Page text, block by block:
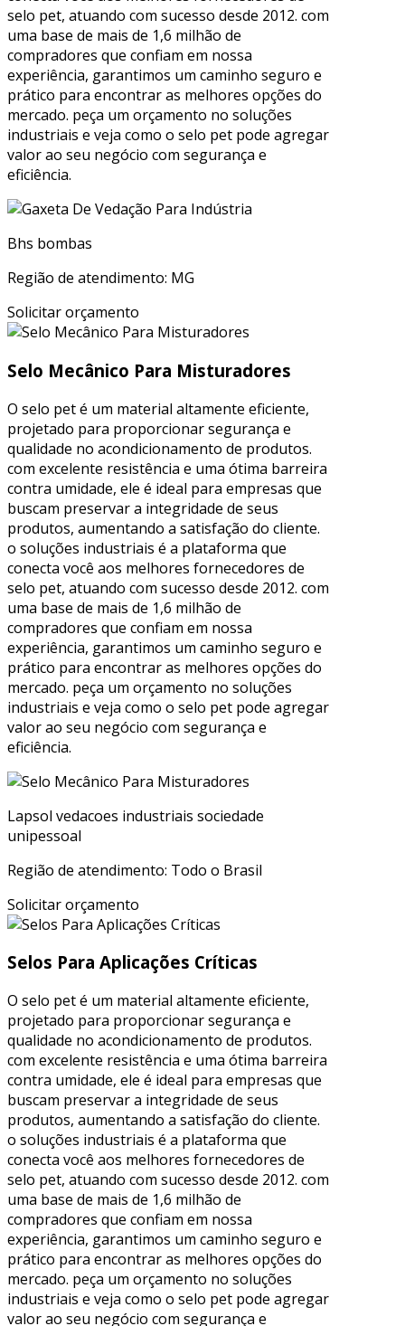
selo pet, atuando com sucesso desde 2012. com
uma base de mais de 1,6 milhão de
compradores que confiam em nossa
experiência, garantimos um caminho seguro e
prático para encontrar as melhores opções do
mercado. peça um orçamento no soluções
industriais e veja como o selo pet pode agregar
valor ao seu negócio com segurança e
eficiência.
Bhs bombas
Região de atendimento: MG
Solicitar orçamento
Selo Mecânico Para Misturadores
O selo pet é um material altamente eficiente,
projetado para proporcionar segurança e
qualidade no acondicionamento de produtos.
com excelente resistência e uma ótima barreira
contra umidade, ele é ideal para empresas que
buscam preservar a integridade de seus
produtos, aumentando a satisfação do cliente.
o soluções industriais é a plataforma que
conecta você aos melhores fornecedores de
selo pet, atuando com sucesso desde 2012. com
uma base de mais de 1,6 milhão de
compradores que confiam em nossa
experiência, garantimos um caminho seguro e
prático para encontrar as melhores opções do
mercado. peça um orçamento no soluções
industriais e veja como o selo pet pode agregar
valor ao seu negócio com segurança e
eficiência.
Lapsol vedacoes industriais sociedade
unipessoal
Região de atendimento: Todo o Brasil
Solicitar orçamento
Selos Para Aplicações Críticas
O selo pet é um material altamente eficiente,
projetado para proporcionar segurança e
qualidade no acondicionamento de produtos.
com excelente resistência e uma ótima barreira
contra umidade, ele é ideal para empresas que
buscam preservar a integridade de seus
produtos, aumentando a satisfação do cliente.
o soluções industriais é a plataforma que
conecta você aos melhores fornecedores de
selo pet, atuando com sucesso desde 2012. com
uma base de mais de 1,6 milhão de
compradores que confiam em nossa
experiência, garantimos um caminho seguro e
prático para encontrar as melhores opções do
mercado. peça um orçamento no soluções
industriais e veja como o selo pet pode agregar
valor ao seu negócio com segurança e